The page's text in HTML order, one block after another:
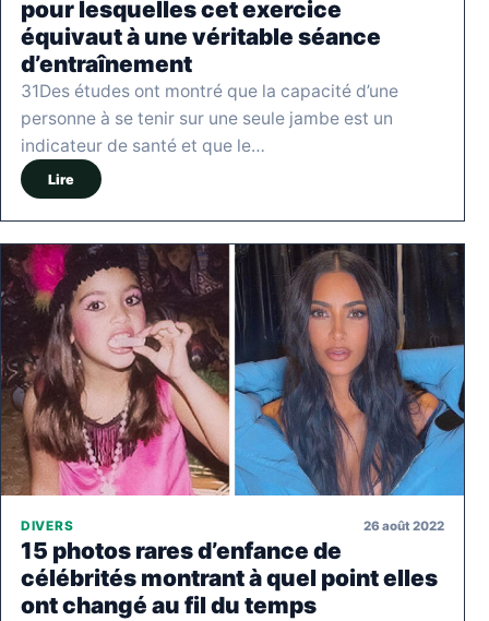
pour lesquelles cet exercice
équivaut à une véritable séance
d’entraînement
31Des études ont montré que la capacité d’une
personne à se tenir sur une seule jambe est un
indicateur de santé et que le…
Lire
DIVERS 26 août 2022
15 photos rares d’enfance de
célébrités montrant à quel point elles
ont changé au fil du temps